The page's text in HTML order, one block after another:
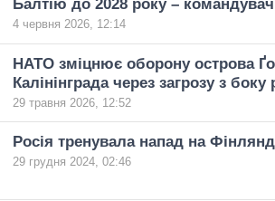
Балтію до 2028 року – командувач
4 червня 2026, 12:14
НАТО зміцнює оборону острова
Калінінграда через загрозу з боку
29 травня 2026, 12:52
Росія тренувала напад на
29 грудня 2024, 02:46